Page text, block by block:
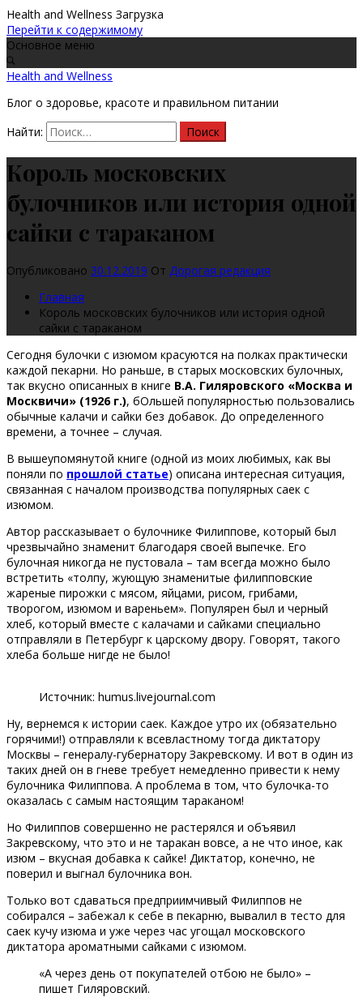
Health and Wellness Загрузка
Перейти к содержимому
Основное меню
Health and Wellness
Блог о здоровье, красоте и правильном питании
Найти:
Король московских
булочников или история одной
сайки с тараканом
Опубликовано 30.12.2019 От Дорогая редакция
Главная
Король московских булочников или история одной
сайки с тараканом
Сегодня булочки с изюмом красуются на полках практически
каждой пекарни. Но раньше, в старых московских булочных,
так вкусно описанных в книге В.А. Гиляровского «Москва и
Москвичи» (1926 г.), бОльшей популярностью пользовались
обычные калачи и сайки без добавок. До определенного
времени, а точнее – случая.
В вышеупомянутой книге (одной из моих любимых, как вы
поняли по прошлой статье) описана интересная ситуация,
связанная с началом производства популярных саек с
изюмом.
Автор рассказывает о булочнике Филиппове, который был
чрезвычайно знаменит благодаря своей выпечке. Его
булочная никогда не пустовала – там всегда можно было
встретить «толпу, жующую знаменитые филипповские
жареные пирожки с мясом, яйцами, рисом, грибами,
творогом, изюмом и вареньем». Популярен был и черный
хлеб, который вместе с калачами и сайками специально
отправляли в Петербург к царскому двору. Говорят, такого
хлеба больше нигде не было!
Источник: humus.livejournal.com
Ну, вернемся к истории саек. Каждое утро их (обязательно
горячими!) отправляли к всевластному тогда диктатору
Москвы – генералу-губернатору Закревскому. И вот в один из
таких дней он в гневе требует немедленно привести к нему
булочника Филиппова. А проблема в том, что булочка-то
оказалась с самым настоящим тараканом!
Но Филиппов совершенно не растерялся и объявил
Закревскому, что это и не таракан вовсе, а не что иное, как
изюм – вкусная добавка к сайке! Диктатор, конечно, не
поверил и выгнал булочника вон.
Только вот сдаваться предприимчивый Филиппов не
собирался – забежал к себе в пекарню, вывалил в тесто для
саек кучу изюма и уже через час угощал московского
диктатора ароматными сайками с изюмом.
«А через день от покупателей отбою не было» –
пишет Гиляровский.